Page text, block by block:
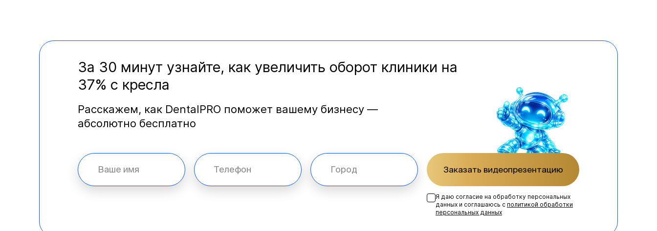
За 30 минут узнайте, как увеличить оборот клиники на
37% с кресла
Расскажем, как DentalPRO поможет вашему бизнесу —
абсолютно бесплатно
Заказать видеопрезентацию
Я даю согласие на обработку персональных
данных и соглашаюсь с политикой обработки
персональных данных